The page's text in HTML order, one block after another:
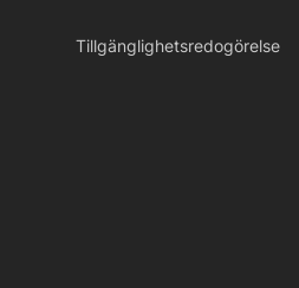
Tillgänglighetsredogörelse